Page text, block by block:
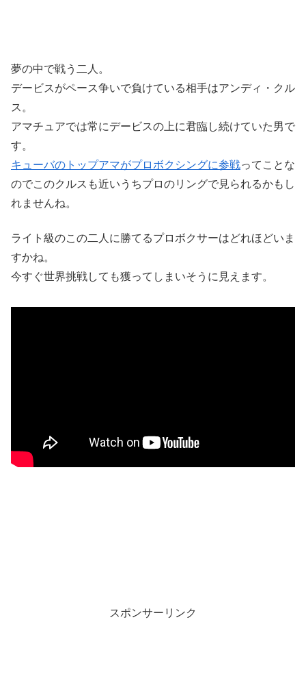
夢の中で戦う二人。
デービスがペース争いで負けている相手はアンディ・クル
ス。
アマチュアでは常にデービスの上に君臨し続けていた男で
す。
キューバのトップアマがプロボクシングに参戦ってことな
のでこのクルスも近いうちプロのリングで見られるかもし
れませんね。
ライト級のこの二人に勝てるプロボクサーはどれほどいま
すかね。
今すぐ世界挑戦しても獲ってしまいそうに見えます。
スポンサーリンク